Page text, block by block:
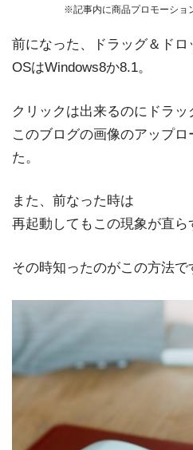
※記事内に商品プロモーショ
前になった、ドラッグ＆ドロ
OSはWindows8か8.1。
クリックは出来るのにドラ
このブログの画像のアップ
た。
また、前なった時は
再起動してもこの現象が直ら
その時知ったのがこの方法で